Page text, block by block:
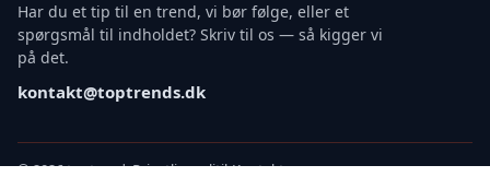
Har du et tip til en trend, vi bør følge, eller et
spørgsmål til indholdet? Skriv til os — så kigger vi
på det.
kontakt@toptrends.dk
©2026 toptrendsPrivatlivspolitikKontakt